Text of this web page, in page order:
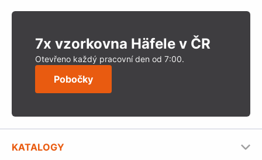
7x vzorkovna Häfele v ČR
Otevřeno každý pracovní den od 7:00.
Pobočky
KATALOGY